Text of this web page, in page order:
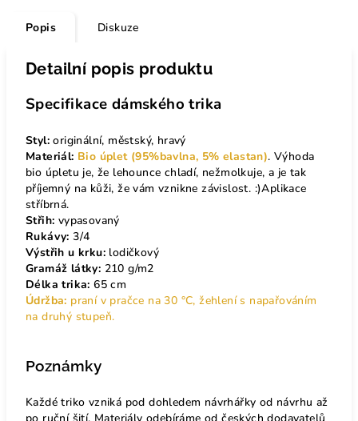
Popis Diskuze
Detailní popis produktu
Specifikace dámského trika
Styl:originální, městský, hravý
Materiál: Bio úplet (95%bavlna, 5% elastan). Výhoda
bio úpletu je, že lehounce chladí, nežmolkuje, a je tak
příjemný na kůži, že vám vznikne závislost. :)Aplikace
stříbrná.
Střih: vypasovaný
Rukávy:3/4
Výstřih u krku: lodičkový
Gramáž látky: 210 g/m2
Délka trika: 65 cm
Údržba: praní v pračce na 30 °C, žehlení s napařováním
na druhý stupeň.
Poznámky
Každé triko vzniká pod dohledem návrhářky od návrhu až